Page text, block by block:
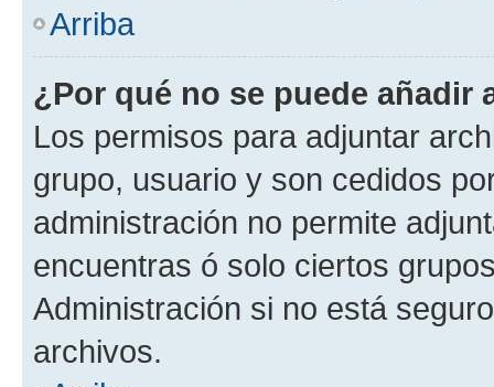
Arriba
¿Por qué no se puede añadir
Los permisos para adjuntar
grupo, usuario y son cedidos
administración no permite
encuentras ó solo ciertos
Administración si no está
archivos.